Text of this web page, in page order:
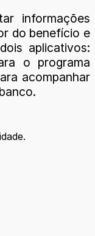
informações
do benefício e
aplicativos:
o programa
acompanhar